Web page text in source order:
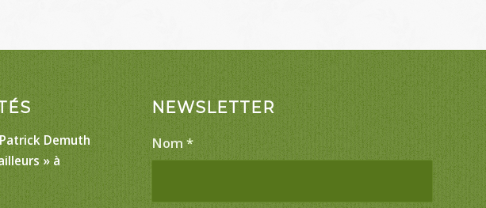
Demuth
» à
NEWSLETTER
Nom*